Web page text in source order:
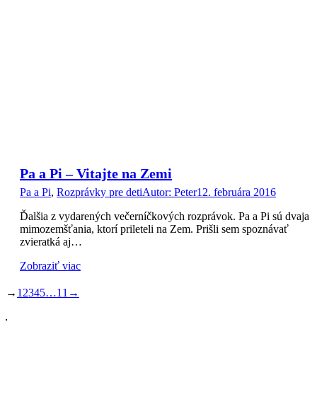
Pa a Pi – Vitajte na Zemi
Pa a Pi, Rozprávky pre detiAutor: Peter12. februára 2016
Ďalšia z vydarených večerníčkových rozprávok. Pa a Pi sú dvaja
mimozemšťania, ktorí prileteli na Zem. Prišli sem spoznávať
zvieratká aj…
Zobraziť viac
→ 1 2345…11 →